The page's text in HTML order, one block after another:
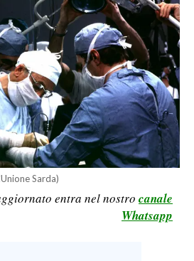
Sarda)
entra nel nostro canale
Whatsapp